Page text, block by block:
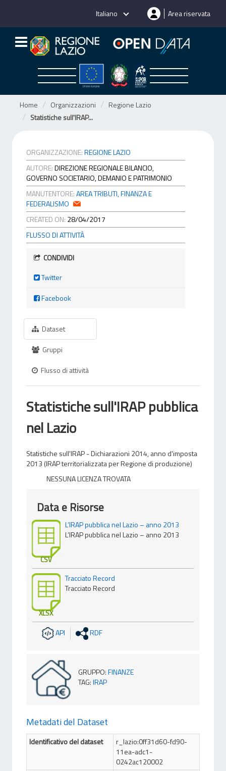
Italiano Area riservata
Home Organizzazioni
Regione Lazio
Statistiche sull'IRAP...
ORGANIZZAZIONE:REGIONE LAZIO
AUTORE:DIREZIONE REGIONALE BILANCIO,
GOVERNO SOCIETARIO, DEMANIO E PATRIMONIO
MANUTENTORE:AREA TRIBUTI, FINANZA E
FEDERALISMO
CREATED ON: 28/04/2017
FLUSSO DI ATTIVITÀ
CONDIVIDI
Twitter
Facebook
Dataset
Gruppi
Flusso di attività
Statistiche sull'IRAP pubblica
nel Lazio
Statistiche sull'IRAP - Dichiarazioni 2014, anno d'imposta
2013 (IRAP territorializzata per Regione di produzione)
NESSUNA LICENZA TROVATA
Data e Risorse
CSV
L’IRAP pubblica nel Lazio – anno 2013
L’IRAP pubblica nel Lazio – anno 2013
XLSX
Tracciato Record
Tracciato Record
API RDF
GRUPPO:FINANZE
TAG:IRAP
Metadati del Dataset
Identificativo del dataset
r_lazio:0ff31d60-fd90-
11ea-adc1-
0242ac120002